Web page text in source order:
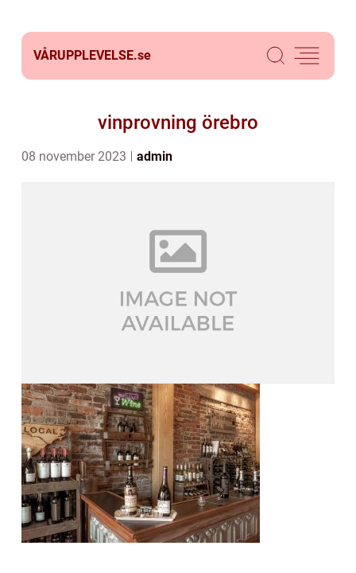
VÅRUPPLEVELSE.se
vinprovning örebro
08 november 2023 admin